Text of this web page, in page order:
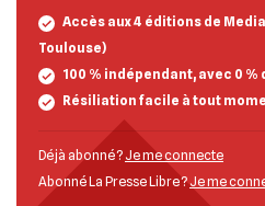
Accès aux 4 éditions de
Toulouse)
100 % indépendant, avec 0
Résiliation facile à tout
Déjà abonné ? Je me connecte
Abonné La Presse Libre ?Je me